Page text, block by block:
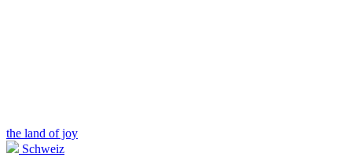
the land of joy
Schweiz